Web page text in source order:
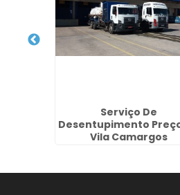
Serviço De
Desentupimento
Vila Camargos